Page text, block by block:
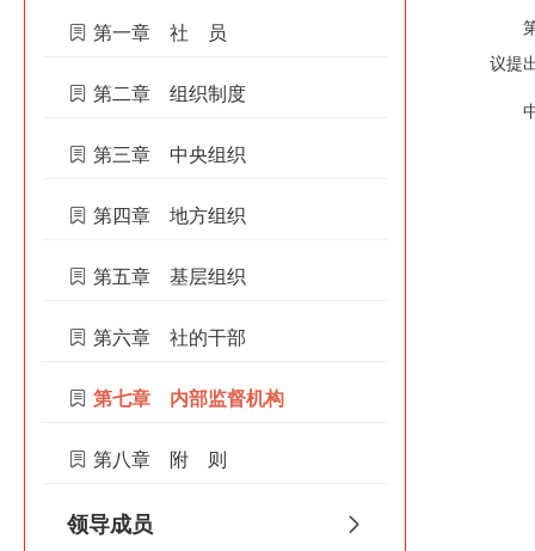
第一章 社 员
第二章 组织制度
第三章 中央组织
第四章 地方组织
第五章 基层组织
第六章 社的干部
第七章 内部监督机构
第八章 附 则
领导成员
议提